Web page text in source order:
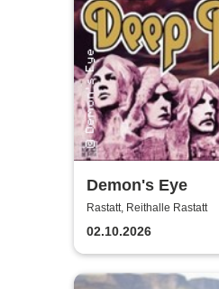
Demon's Eye
Rastatt, Reithalle Rastatt
02.10.2026